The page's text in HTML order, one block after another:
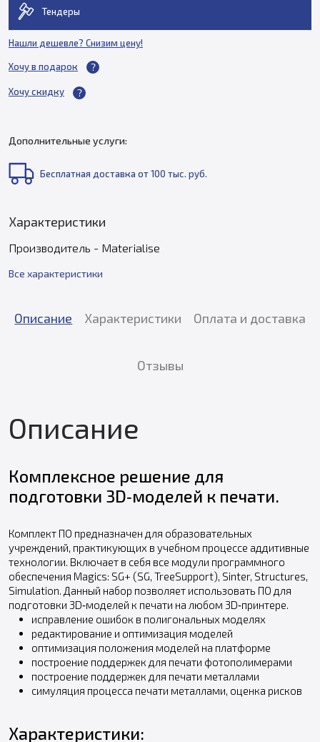
Тендеры
Нашли дешевле? Снизим цену!
Хочу в подарок
Хочу скидку
Дополнительные услуги:
Бесплатная доставка от 100 тыс. руб.
Характеристики
Производитель - Materialise
Все характеристики
Описание Характеристики Оплата и доставка
Отзывы
Описание
Комплексное решение для
подготовки 3D‑моделей к печати.
Комплект ПО предназначен для образовательных
учреждений, практикующих в учебном процессе аддитивные
технологии. Включает в себя все модули программного
обеспечения Magics: SG+ (SG, TreeSupport), Sinter, Structures,
Simulation. Данный набор позволяет использовать ПО для
подготовки 3D‑моделей к печати на любом 3D‑принтере.
исправление ошибок в полигональных моделях
редактирование и оптимизация моделей
оптимизация положения моделей на платформе
построение поддержек для печати фотополимерами
построение поддержек для печати металлами
симуляция процесса печати металлами, оценка рисков
Характеристики: